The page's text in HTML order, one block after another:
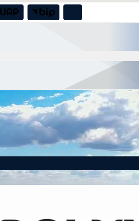
wiejskiej w Nadolicach Małych